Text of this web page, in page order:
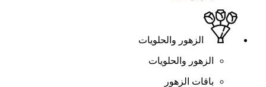
الزهور والحلويات
الزهور والحلويات
باقات الزهور